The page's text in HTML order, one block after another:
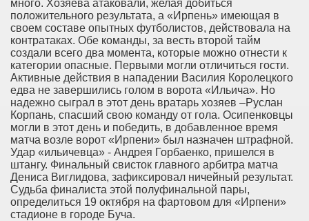
много. Хозяева атаковали, желая добиться
положительного результата, а «Ирпень» имеющая в
своем составе опытных футболистов, действовала на
контратаках. Обе команды, за весть второй тайм
создали всего два момента, которые можно отнести к
категории опасные. Первыми могли отличиться гости.
Активные действия в нападении Василия Королецкого
едва не завершились голом в ворота «Ильича». Но
надежно сыграл в этот день вратарь хозяев –Руслан
Корпань, спасший свою команду от гола. Осипенковцы
могли в этот день и победить, в добавленное время
матча возле ворот «Ирпени» был назначен штрафной.
Удар «ильичевца» - Андрея Горбаенко, пришелся в
штангу. Финальный свисток главного арбитра матча
Дениса Виглидова, зафиксировал ничейный результат.
Судьба финалиста этой полуфинальной пары,
определиться 19 октября на фартовом для «Ирпени»
стадионе в городе Буча.